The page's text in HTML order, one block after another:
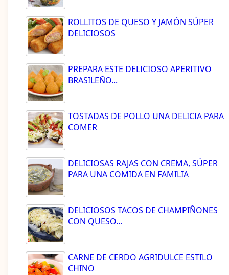
ROLLITOS DE QUESO Y JAMÓN SÚPER
DELICIOSOS
PREPARA ESTE DELICIOSO APERITIVO
BRASILEÑO...
TOSTADAS DE POLLO UNA DELICIA PARA
COMER
DELICIOSAS RAJAS CON CREMA, SÚPER
PARA UNA COMIDA EN FAMILIA
DELICIOSOS TACOS DE CHAMPIÑONES
CON QUESO...
CARNE DE CERDO AGRIDULCE ESTILO
CHINO